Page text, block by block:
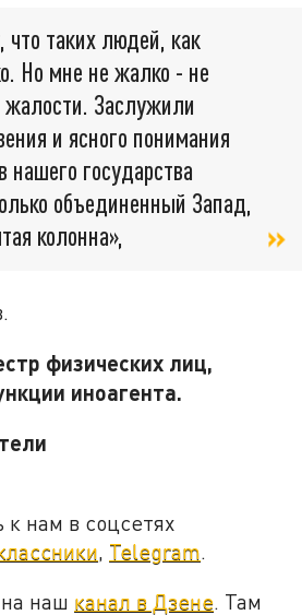
таких людей, как
Но мне не жалко - не
Заслужили
и ясного понимания
нашего государства
объединенный Запад,
колонна»,
физических лиц,
иноагента.
нам в соцсетях
, Telegram.
наш канал в Дзене. Там